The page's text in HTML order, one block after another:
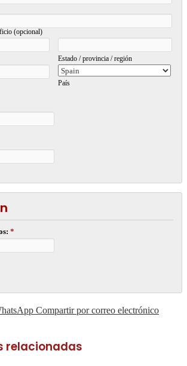
(opcional)
Estado / provincia / región
País
*
Compartir por correo electrónico
relacionadas